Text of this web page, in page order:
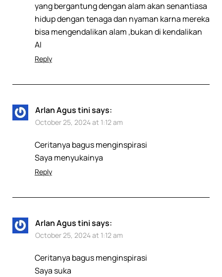
yang bergantung dengan alam akan senantiasa
hidup dengan tenaga dan nyaman karna mereka
bisa mengendalikan alam ,bukan di kendalikan
AI
Reply
Arlan Agus tinisays:
October 25, 2024 at 1:12 am
Ceritanya bagus menginspirasi
Saya menyukainya
Reply
Arlan Agus tinisays:
October 25, 2024 at 1:12 am
Ceritanya bagus menginspirasi
Saya suka